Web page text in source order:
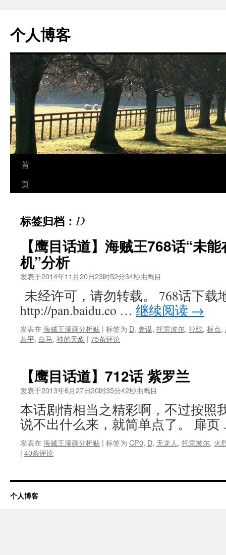
个人博客
跳
至
文
首
页
标签归档： D
【鹰目话道】海贼王768话“未
机”分析
发表于2014年11月20日23时52分34秒由鹰目
未经许可，请勿转载。 768话下载
http://pan.baidu.co … 继续阅读 →
发表在 海贼王漫画分析贴 | 标签为 D, 参谋, 托雷波尔, 掉线, 标点,
甚平, 白马, 神的天敌 | 75条评论
【鹰目话道】712话 紫罗兰
发表于2013年6月27日20时35分42秒由鹰目
本话剧情相当之精彩啊，不过按照
说不出什么来，就简单点了。 扉
发表在 海贼王漫画分析贴 | 标签为 CP0, D, 天龙人, 托雷波尔, 火
| 40条评论
个人博客